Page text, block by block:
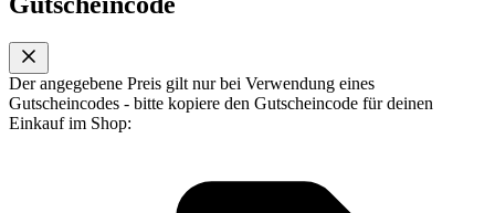
Der angegebene Preis gilt nur bei Verwendung eines
Gutscheincodes - bitte kopiere den Gutscheincode für deinen
Einkauf im Shop: